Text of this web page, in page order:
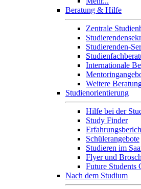
Beratung & Hilfe
Zentrale
Studierenden-
Internationale
Weitere
Studienorientierung
Hilfe bei der
Study Finder
Schülerangebote
Studieren im
Flyer und
Future Students
Nach dem Studium